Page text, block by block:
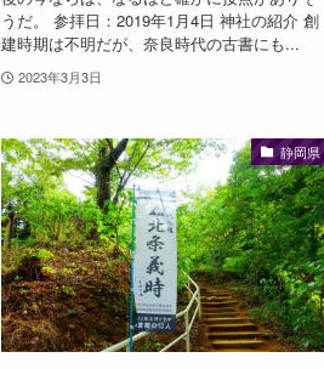
うだ。 参拝日：2019年1月4日 神社の紹介 創
建時期は不明だが、奈良時代の古書にも...
2023年3月3日
静岡県